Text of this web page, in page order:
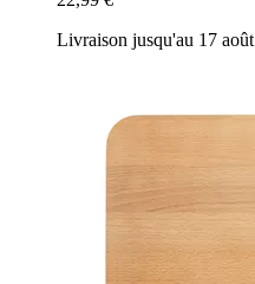
Livraison jusqu'au 17 août